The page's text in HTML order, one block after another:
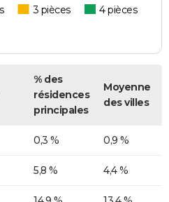
3 pièces
4 pièces
% des
résidences
principales
Moyenne
des villes
0,3 % 0,9 %
5,8 % 4,4 %